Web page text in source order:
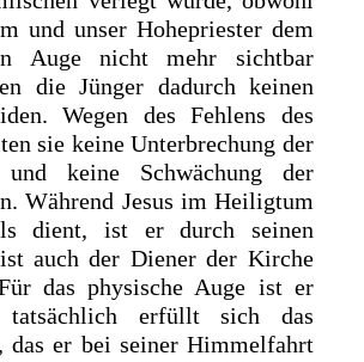
und unser Hohepriester dem
Auge nicht mehr sichtbar
die Jünger dadurch keinen
Wegen des Fehlens des
sie keine Unterbrechung der
und keine Schwächung der
Während Jesus im Heiligtum
dient, ist er durch seinen
auch der Diener der Kirche
das physische Auge ist er
erfüllt sich das
das er bei seiner Himmelfahrt